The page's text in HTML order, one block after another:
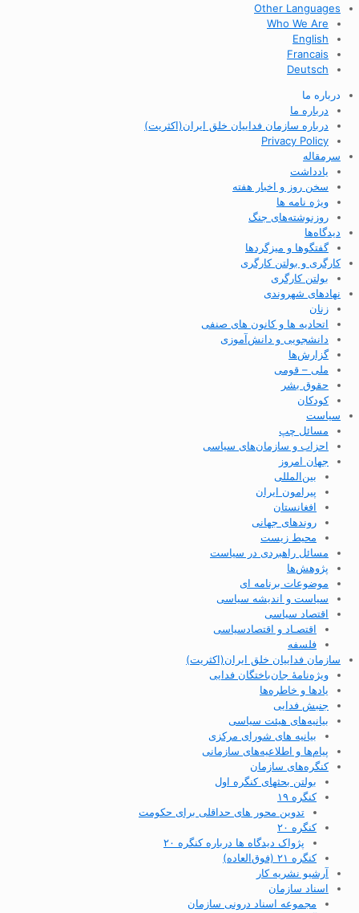
Other Languages
Who We Are
English
Francais
Deutsch
درباره ما
درباره ما
درباره سازمان فداییان خلق ایران(اکثریت)
Privacy Policy
سرمقاله
یادداشت
سخن روز و اخبار هفته
ویژه نامه ها
روزنوشته‌های جنگ
دیدگاه‌ها
گفتگوها و میزگردها
کارگری و بولتن کارگری
بولتن کارگری
نهادهای شهروندی
زنان
اتحادیه ها و کانون های صنفی
دانشجویی و دانش‌آموزی
گزارش‌ها
ملی – قومی
حقوق بشر
کودکان
سیاست
مسائل چپ
احزاب و سازمان‌های سیاسی
جهان امروز
بین‌المللی
پیرامون ایران
افغانستان
روندهای جهانی
محیط زیست
مسائل راهبردی در سیاست
پژوهش‌ها
موضوعات برنامه ای
سیاست و اندیشه سیاسی
اقتصاد سیاسی
اقتصـاد و اقتصاد‌سیاسی
فلسفه
سازمان فداییان خلق ایران(اکثریت)
ویژه‌نامهٔ جان‌باختگان فدایی
یادها و خاطره‌ها
جنبش فدایی
بیانیه‌های هیئت سیاسی
بیانیه های شورای مرکزی
پیام‌ها و اطلاعیه‌های سازمانی
کنگره‌های سازمان
بولتن بحثهای کنگره اول
کنگره ۱۹
تدوین محور های حداقلی برای حکومت
کنگره ۲۰
پژواک دیدگاه ها درباره کنگره ۲۰
کنگره ۲۱ (فوق‌العاده)
آرشیو نشریه کار
اسناد سازمان
مجموعه اسناد درونی سازمان